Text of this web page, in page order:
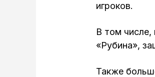
игроков.
В том числе,
«Рубина»,
Также